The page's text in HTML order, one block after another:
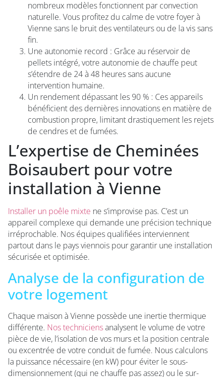
nombreux modèles fonctionnent par convection
naturelle. Vous profitez du calme de votre foyer à
Vienne sans le bruit des ventilateurs ou de la vis sans
fin.
Une autonomie record : Grâce au réservoir de
pellets intégré, votre autonomie de chauffe peut
s’étendre de 24 à 48 heures sans aucune
intervention humaine.
Un rendement dépassant les 90 % : Ces appareils
bénéficient des dernières innovations en matière de
combustion propre, limitant drastiquement les rejets
de cendres et de fumées.
L’expertise de Cheminées
Boisaubert pour votre
installation à Vienne
Installer un poêle mixte ne s’improvise pas. C’est un
appareil complexe qui demande une précision technique
irréprochable. Nos équipes qualifiées interviennent
partout dans le pays viennois pour garantir une installation
sécurisée et optimisée.
Analyse de la configuration de
votre logement
Chaque maison à Vienne possède une inertie thermique
différente. Nos techniciensanalysent le volume de votre
pièce de vie, l’isolation de vos murs et la position centrale
ou excentrée de votre conduit de fumée. Nous calculons
la puissance nécessaire (en kW) pour éviter le sous-
dimensionnement (qui ne chauffe pas assez) ou le sur-